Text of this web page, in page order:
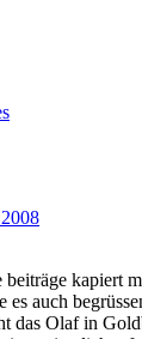
beiträge kapiert
es auch
das Olaf in